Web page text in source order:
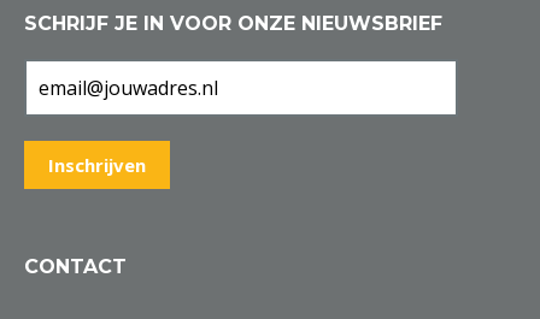
SCHRIJF JE IN VOOR ONZE NIEUWSBRIEF
CONTACT